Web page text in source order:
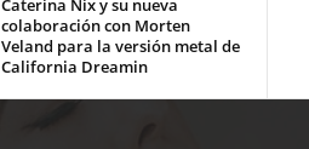
Caterina Nix y su nueva
colaboración con Morten
Veland para la versión metal de
California Dreamin